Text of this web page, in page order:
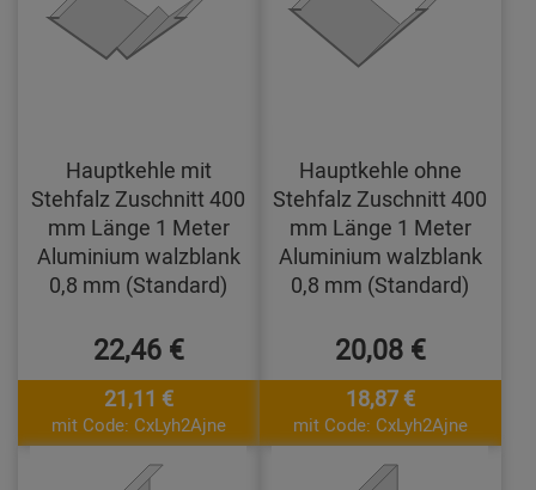
Hauptkehle mit
Stehfalz Zuschnitt 400
mm Länge 1 Meter
Aluminium walzblank
0,8 mm (Standard)
22,46 €
21,11 €
mit Code: CxLyh2Ajne
Hauptkehle ohne
Stehfalz Zuschnitt 400
mm Länge 1 Meter
Aluminium walzblank
0,8 mm (Standard)
20,08 €
18,87 €
mit Code: CxLyh2Ajne